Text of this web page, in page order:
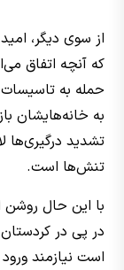
از سوی دیگر،
که آنچه اتفاق
حمله به
به خانه‌هایشان
تشدید درگیری‌ها
تنش‌ها است.
با این حال
در پی در
است نیازمند